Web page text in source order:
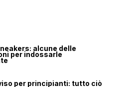
alcune delle
per indossarle
per principianti: tutto ciò